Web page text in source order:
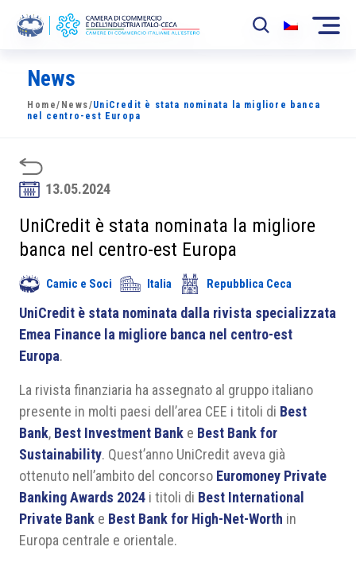
La Camera
News
Sviluppo Mercato
Soci
Partner
Progetti
Area riservata
News
Home/ News/UniCredit è stata nominata la migliore banca
nel centro-est Europa
13.05.2024
UniCredit è stata nominata la migliore
banca nel centro-est Europa
Camic e Soci Italia Repubblica Ceca
UniCredit è stata nominata dalla rivista specializzata
Emea Finance la migliore banca nel centro-est
Europa.
La rivista finanziaria ha assegnato al gruppo italiano
presente in molti paesi dell’area CEE i titoli di Best
Bank, Best Investment Bank e Best Bank for
Sustainability. Quest’anno UniCredit aveva già
ottenuto nell’ambito del concorso Euromoney Private
Banking Awards 2024 i titoli di Best International
Private Bank e Best Bank for High-Net-Worth in
Europa centrale e orientale.